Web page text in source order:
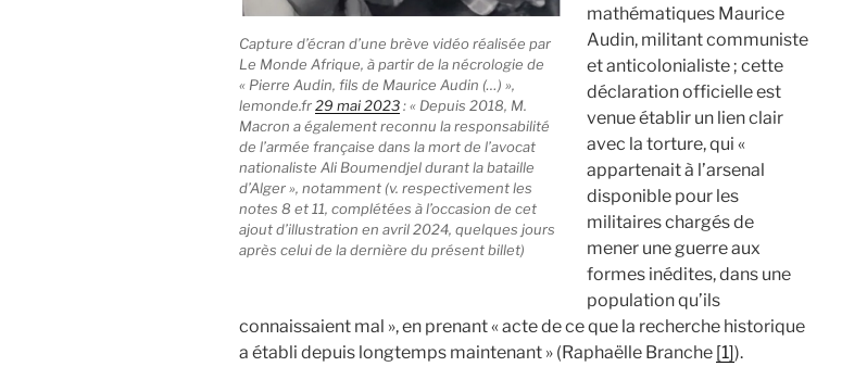
Capture d’écran d’une brève vidéo réalisée par
Le Monde Afrique, à partir de la nécrologie de
« Pierre Audin, fils de Maurice Audin (…) »,
lemonde.fr29 mai 2023: « Depuis 2018, M.
Macron a également reconnu la responsabilité
de l’armée française dans la mort de l’avocat
nationaliste Ali Boumendjel durant la bataille
d’Alger », notamment (v. respectivement les
notes 8 et 11, complétées à l’occasion de cet
ajout d’illustration en avril 2024, quelques jours
après celui de la dernière du présent billet)
mathématiques Maurice
Audin, militant communiste
et anticolonialiste ; cette
déclaration officielle est
venue établir un lien clair
avec la torture, qui «
appartenait à l’arsenal
disponible pour les
militaires chargés de
mener une guerre aux
formes inédites, dans une
population qu’ils
connaissaient mal », en prenant « acte de ce que la recherche historique
a établi depuis longtemps maintenant » (Raphaëlle Branche [1]).